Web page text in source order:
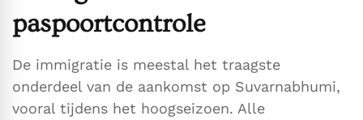
paspoortcontrole
De immigratie is meestal het traagste
onderdeel van de aankomst op Suvarnabhumi,
vooral tijdens het hoogseizoen. Alle